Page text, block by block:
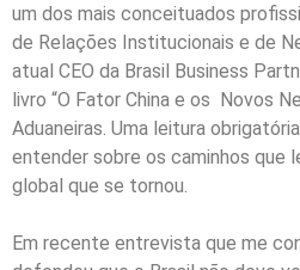
um dos mais conceituados
de Relações Institucionais e de
atual CEO da Brasil Business
livro “O Fator China e os Novos
Aduaneiras. Uma leitura
entender sobre os caminhos que
global que se tornou.
Em recente entrevista que me